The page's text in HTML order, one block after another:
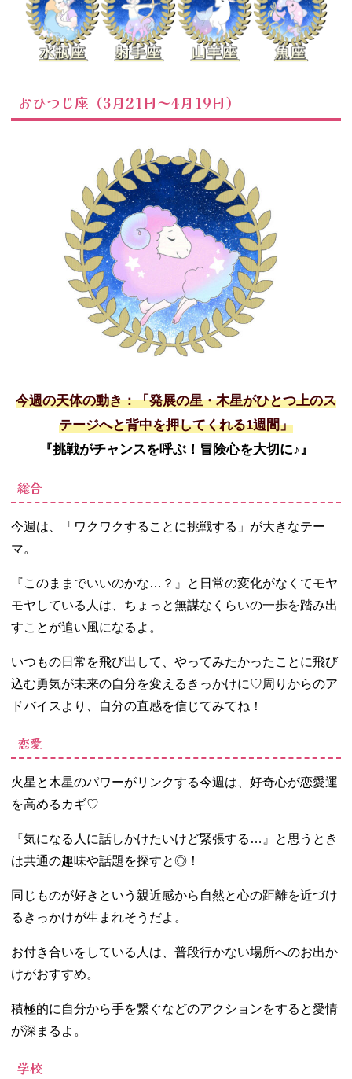
おひつじ座（3月21日～4月19日）
今週の天体の動き：「発展の星・木星がひとつ上のス
テージへと背中を押してくれる1週間」
『挑戦がチャンスを呼ぶ！冒険心を大切に♪』
総合
今週は、「ワクワクすることに挑戦する」が大きなテー
マ。
『このままでいいのかな…？』と日常の変化がなくてモヤ
モヤしている人は、ちょっと無謀なくらいの一歩を踏み出
すことが追い風になるよ。
いつもの日常を飛び出して、やってみたかったことに飛び
込む勇気が未来の自分を変えるきっかけに♡周りからのア
ドバイスより、自分の直感を信じてみてね！
恋愛
火星と木星のパワーがリンクする今週は、好奇心が恋愛運
を高めるカギ♡
『気になる人に話しかけたいけど緊張する…』と思うとき
は共通の趣味や話題を探すと◎！
同じものが好きという親近感から自然と心の距離を近づけ
るきっかけが生まれそうだよ。
お付き合いをしている人は、普段行かない場所へのお出か
けがおすすめ。
積極的に自分から手を繋ぐなどのアクションをすると愛情
が深まるよ。
学校